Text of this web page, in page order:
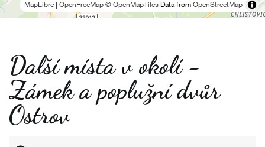
MapLibre OpenFreeMap © OpenMapTiles Data from OpenStreetMap
Další místa v okolí -
Zámek a poplužní dvůr
Ostrov